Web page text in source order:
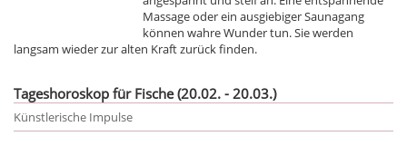
Massage oder ein ausgiebiger Saunagang
können wahre Wunder tun. Sie werden
langsam wieder zur alten Kraft zurück finden.
Tageshoroskop für Fische (20.02. - 20.03.)
Künstlerische Impulse